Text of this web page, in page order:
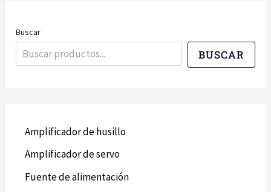
Buscar
BUSCAR
Amplificador de husillo
Amplificador de servo
Fuente de alimentación